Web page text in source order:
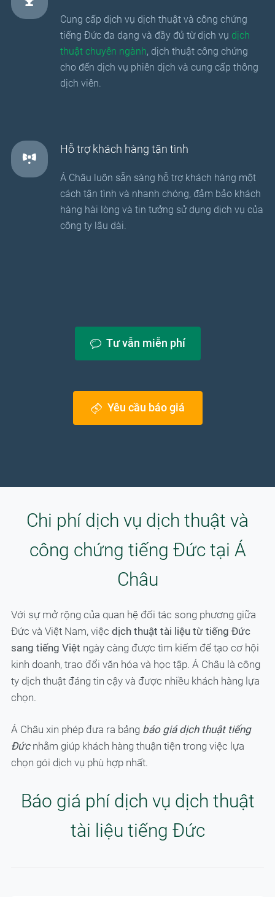
Cung cấp dịch vụ dịch thuật và công chứng
tiếng Đức đa dạng và đầy đủ từ dịch vụ dịch
thuật chuyên ngành, dịch thuật công chứng
cho đến dịch vụ phiên dịch và cung cấp thông
dịch viên.
Hỗ trợ khách hàng tận tình
Á Châu luôn sẵn sàng hỗ trợ khách hàng một
cách tận tình và nhanh chóng, đảm bảo khách
hàng hài lòng và tin tưởng sử dụng dịch vụ của
công ty lâu dài.
Tư vẫn miễn phí
Yêu cầu báo giá
Chi phí dịch vụ dịch thuật và
công chứng tiếng Đức tại Á
Châu
Với sự mở rộng của quan hệ đối tác song phương giữa
Đức và Việt Nam, việc dịch thuật tài liệu từ tiếng Đức
sang tiếng Việt ngày càng được tìm kiếm để tạo cơ hội
kinh doanh, trao đổi văn hóa và học tập. Á Châu là công
ty dịch thuật đáng tin cậy và được nhiều khách hàng lựa
chọn.
Á Châu xin phép đưa ra bảng báo giá dịch thuật tiếng
Đứcnhằm giúp khách hàng thuận tiện trong việc lựa
chọn gói dịch vụ phù hợp nhất.
Báo giá phí dịch vụ dịch thuật
tài liệu tiếng Đức